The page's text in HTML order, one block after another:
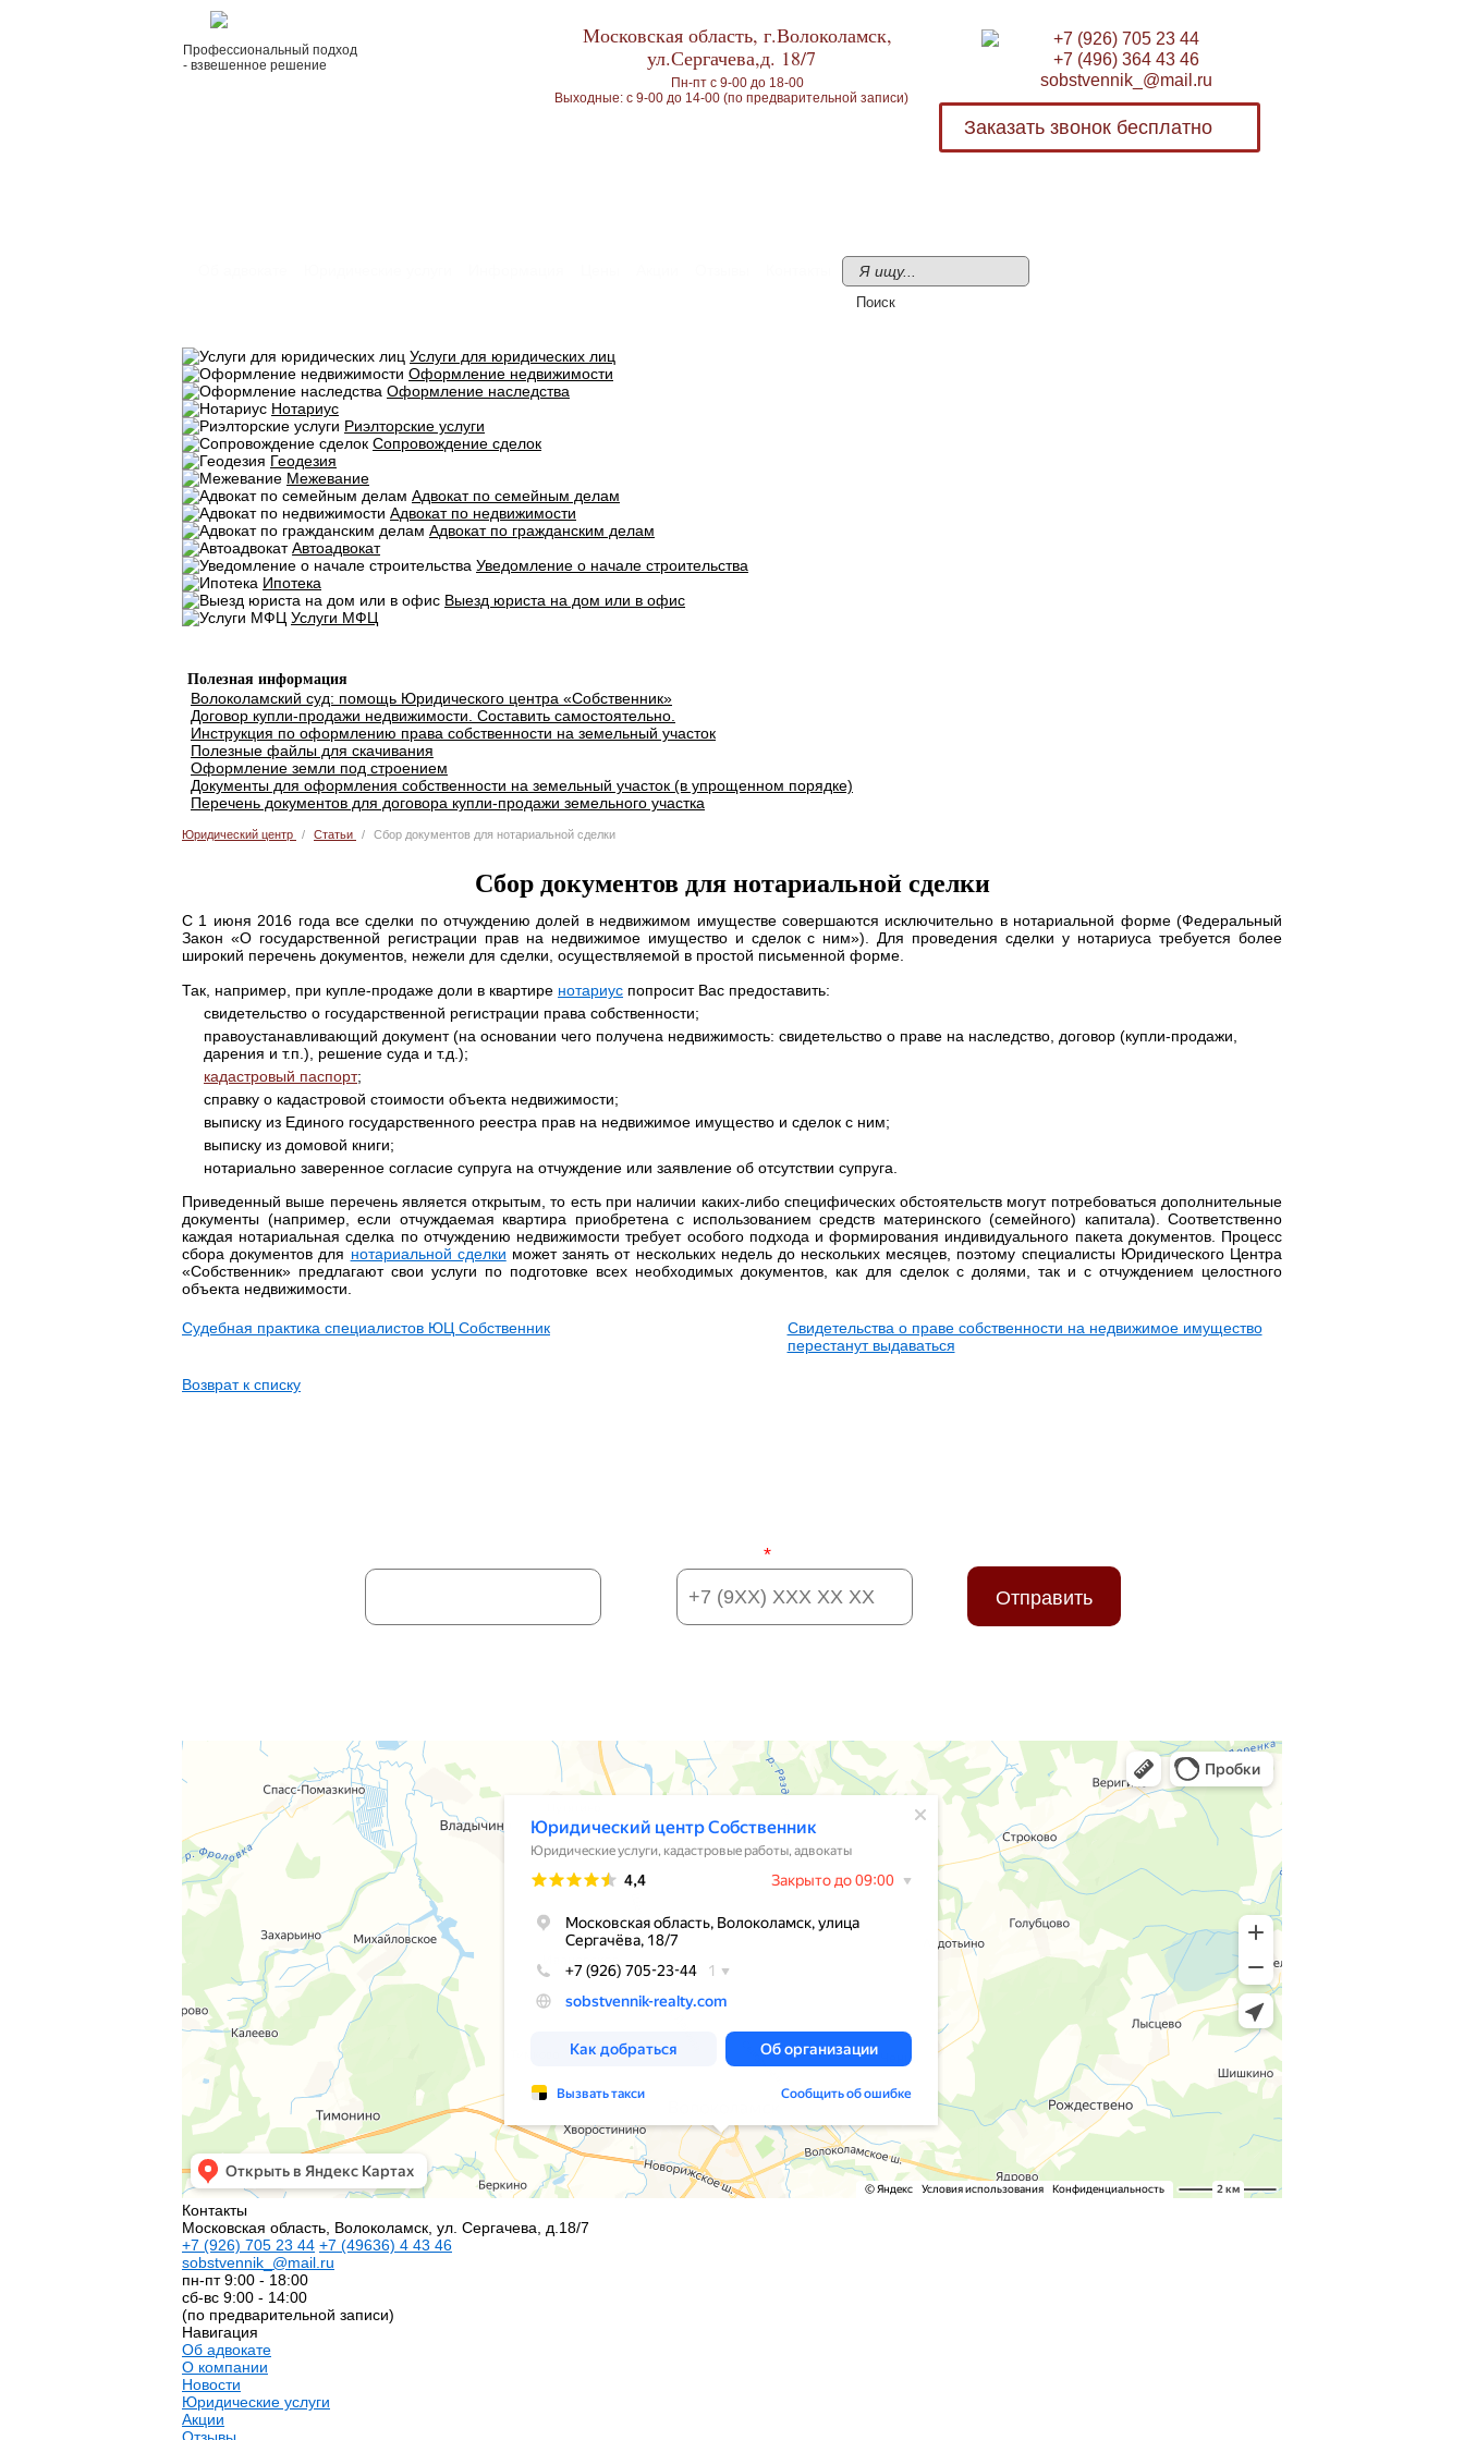
Профессиональный подход
- взвешенное решение
Московская область, г.Волоколамск,
ул.Сергачева,д. 18/7
Пн-пт с 9-00 до 18-00
Выходные: с 9-00 до 14-00 (по предварительной записи)
+7 (926) 705 23 44
+7 (496) 364 43 46
sobstvennik_@mail.ru
Заказать звонок бесплатно
Услуги для юридических лиц
Оформление недвижимости
Оформление наследства
Нотариус
Риэлторские услуги
Сопровождение сделок
Геодезия
Межевание
Адвокат по семейным делам
Адвокат по недвижимости
Адвокат по гражданским делам
Автоадвокат
Уведомление о начале строительства
Ипотека
Выезд юриста на дом или в офис
Услуги МФЦ
Полезная информация
Волоколамский суд: помощь Юридического центра «Собственник»
Договор купли-продажи недвижимости. Составить самостоятельно.
Инструкция по оформлению права собственности на земельный участок
Полезные файлы для скачивания
Оформление земли под строением
Документы для оформления собственности на земельный участок (в упрощенном порядке)
Перечень документов для договора купли-продажи земельного участка
Юридический центр Статьи Сбор документов для нотариальной сделки
Сбор документов для нотариальной сделки
C 1 июня 2016 года все сделки по отчуждению долей в недвижимом имуществе совершаются исключительно в нотариальной форме (Федеральный
Закон «О государственной регистрации прав на недвижимое имущество и сделок с ним»). Для проведения сделки у нотариуса требуется более
широкий перечень документов, нежели для сделки, осуществляемой в простой письменной форме.
Так, например, при купле-продаже доли в квартире нотариус попросит Вас предоставить:
свидетельство о государственной регистрации права собственности;
правоустанавливающий документ (на основании чего получена недвижимость: свидетельство о праве на наследство, договор (купли-продажи,
дарения и т.п.), решение суда и т.д.);
кадастровый паспорт;
справку о кадастровой стоимости объекта недвижимости;
выписку из Единого государственного реестра прав на недвижимое имущество и сделок с ним;
выписку из домовой книги;
нотариально заверенное согласие супруга на отчуждение или заявление об отсутствии супруга.
Приведенный выше перечень является открытым, то есть при наличии каких-либо специфических обстоятельств могут потребоваться дополнительные
документы (например, если отчуждаемая квартира приобретена с использованием средств материнского (семейного) капитала). Соответственно
каждая нотариальная сделка по отчуждению недвижимости требует особого подхода и формирования индивидуального пакета документов. Процесс
сбора документов для нотариальной сделки может занять от нескольких недель до нескольких месяцев, поэтому специалисты Юридического Центра
«Собственник» предлагают свои услуги по подготовке всех необходимых документов, как для сделок с долями, так и с отчуждением целостного
объекта недвижимости.
Судебная практика специалистов ЮЦ Собственник
Свидетельства о праве собственности на недвижимое имущество
перестанут выдаваться
Возврат к списку
Телефон:*
Отправить
Контакты
Московская область, Волоколамск, ул. Сергачева, д.18/7
+7 (926) 705 23 44 +7 (49636) 4 43 46
sobstvennik_@mail.ru
пн-пт 9:00 - 18:00
сб-вс 9:00 - 14:00
(по предварительной записи)
Навигация
Об адвокате
О компании
Новости
Юридические услуги
Акции